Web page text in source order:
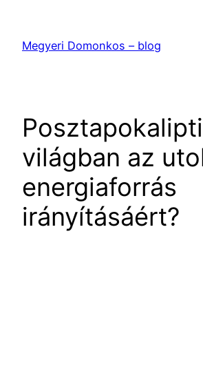
tartalomhoz
Megyeri Domonkos – blog
világban az
energiaforrás
irányításáért?